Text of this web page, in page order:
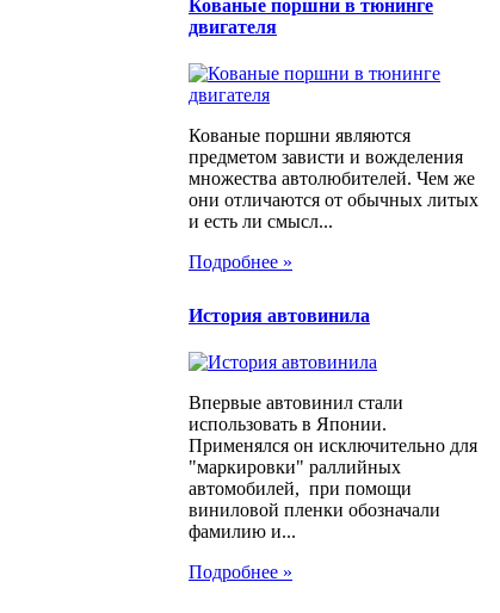
Кованые поршни в тюнинге
двигателя
Кованые поршни являются
предметом зависти и вожделения
множества автолюбителей. Чем же
они отличаются от обычных литых
и есть ли смысл...
Подробнее »
История автовинила
Впервые автовинил стали
использовать в Японии.
Применялся он исключительно для
"маркировки" раллийных
автомобилей, при помощи
виниловой пленки обозначали
фамилию и...
Подробнее »